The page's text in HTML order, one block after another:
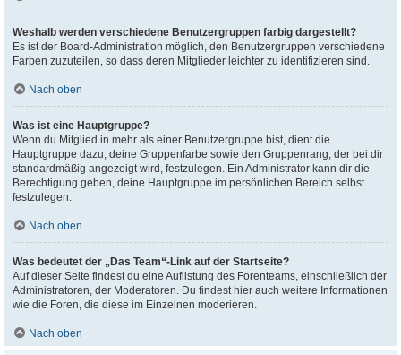
Weshalb werden verschiedene Benutzergruppen farbig dargestellt?
Es ist der Board-Administration möglich, den Benutzergruppen verschiedene
Farben zuzuteilen, so dass deren Mitglieder leichter zu identifizieren sind.
Nach oben
Was ist eine Hauptgruppe?
Wenn du Mitglied in mehr als einer Benutzergruppe bist, dient die
Hauptgruppe dazu, deine Gruppenfarbe sowie den Gruppenrang, der bei dir
standardmäßig angezeigt wird, festzulegen. Ein Administrator kann dir die
Berechtigung geben, deine Hauptgruppe im persönlichen Bereich selbst
festzulegen.
Nach oben
Was bedeutet der „Das Team“-Link auf der Startseite?
Auf dieser Seite findest du eine Auflistung des Forenteams, einschließlich der
Administratoren, der Moderatoren. Du findest hier auch weitere Informationen
wie die Foren, die diese im Einzelnen moderieren.
Nach oben